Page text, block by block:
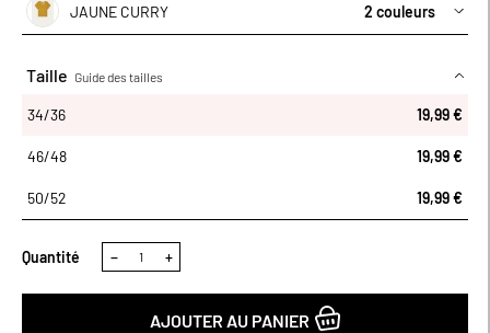
JAUNE CURRY 2 couleurs
Taille Guide des tailles
34/36 19,99 €
46/48 19,99 €
50/52 19,99 €
Quantité − +
AJOUTER AU PANIER